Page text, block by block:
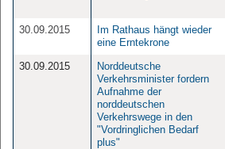
30.09.2015
Im Rathaus hängt wieder
eine Erntekrone
30.09.2015
Norddeutsche
Verkehrsminister fordern
Aufnahme der
norddeutschen
Verkehrswege in den
"Vordringlichen Bedarf
plus"